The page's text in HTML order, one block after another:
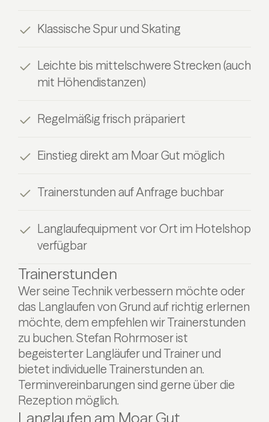
Klassische Spur und Skating
Leichte bis mittelschwere Strecken (auch
mit Höhendistanzen)
Regelmäßig frisch präpariert
Einstieg direkt am Moar Gut möglich
Trainerstunden auf Anfrage buchbar
Langlaufequipment vor Ort im Hotelshop
verfügbar
Trainerstunden
Wer seine Technik verbessern möchte oder
das Langlaufen von Grund auf richtig erlernen
möchte, dem empfehlen wir Trainerstunden
zu buchen. Stefan Rohrmoser ist
begeisterter Langläufer und Trainer und
bietet individuelle Trainerstunden an.
Terminvereinbarungen sind gerne über die
Rezeption möglich.
Langlaufen am Moar Gut